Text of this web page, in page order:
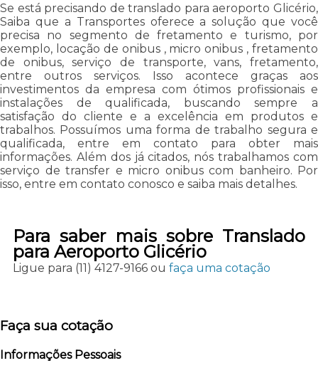
Se está precisando de translado para aeroporto Glicério,
Saiba que a Transportes oferece a solução que você
precisa no segmento de fretamento e turismo, por
exemplo, locação de onibus , micro onibus , fretamento
de onibus, serviço de transporte, vans, fretamento,
entre outros serviços. Isso acontece graças aos
investimentos da empresa com ótimos profissionais e
instalações de qualificada, buscando sempre a
satisfação do cliente e a excelência em produtos e
trabalhos. Possuímos uma forma de trabalho segura e
qualificada, entre em contato para obter mais
informações. Além dos já citados, nós trabalhamos com
serviço de transfer e micro onibus com banheiro. Por
isso, entre em contato conosco e saiba mais detalhes.
Para saber mais sobre Translado
para Aeroporto Glicério
Ligue para (11) 4127-9166ou faça uma cotação
Faça sua cotação
Informações Pessoais